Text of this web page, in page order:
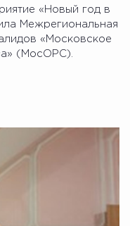
«Новый год в
Межрегиональная
«Московское
(МосОРС).